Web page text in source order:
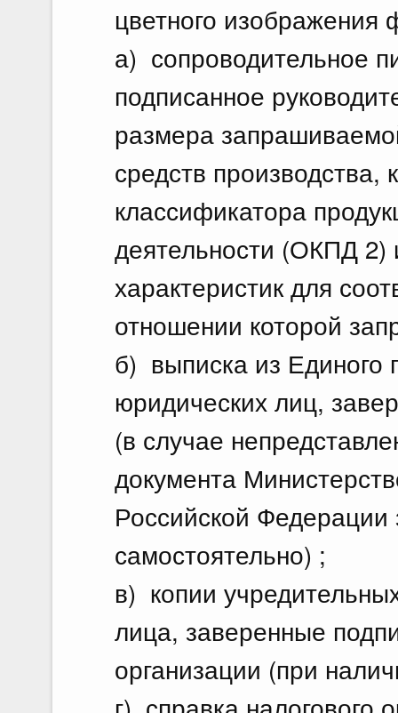
цветного изображения
а) сопроводительное
подписанное
размера
средств
классификатора
деятельности (ОКПД 2)
характеристик для
отношении которой
б) выписка из Единого
юридических лиц,
(в случае
документа
Российской Федерации
самостоятельно) ;
в) копии
лица, заверенные
организации (при